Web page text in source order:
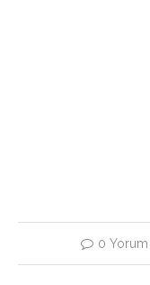
0 Yorum